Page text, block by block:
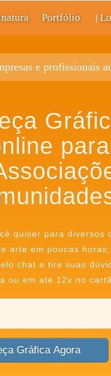
Portfólio
e profissionais
para
quiser para diversos
arte em poucas horas;
chat e tire suas
ou em até 12x no
Criar Peça Gráfica Agora